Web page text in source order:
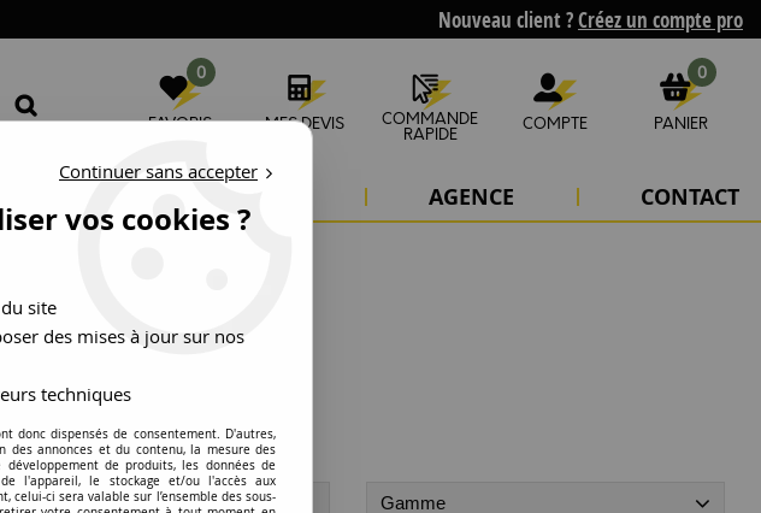
Nouveau client ?Créez un compte pro
0
FAVORIS MES DEVIS
COMMANDE
RAPIDE
COMPTE
0
PANIER
AGENCE CONTACT
Gamme
Continuer sans accepter
vos cookies ?
site
des mises à jour sur nos
techniques
donc dispensés de consentement. D'autres,
des annonces et du contenu, la mesure des
de produits, les données de
l'appareil, le stockage et/ou l'accès aux
celui-ci sera valable sur l’ensemble des sous-